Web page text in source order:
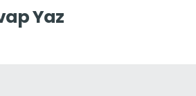
Yaz